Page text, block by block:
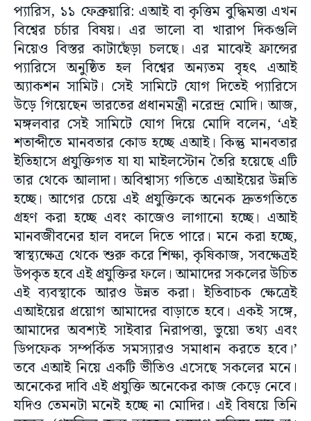
প্যারিস, ১১ ফেব্রুয়ারি: এআই বা কৃত্তিম বুদ্ধিমত্তা এখন
বিশ্বের চর্চার বিষয়। এর ভালো বা খারাপ দিকগুলি
নিয়েও বিস্তর কাটাছেঁড়া চলছে। এর মাঝেই ফ্রান্সের
প্যারিসে অনুষ্ঠিত হল বিশ্বের অন্যতম বৃহৎ এআই
অ্যাকশন সামিট। সেই সামিটে যোগ দিতেই প্যারিসে
উড়ে গিয়েছেন ভারতের প্রধানমন্ত্রী নরেন্দ্র মোদি। আজ,
মঙ্গলবার সেই সামিটে যোগ দিয়ে মোদি বলেন, ‘এই
শতাব্দীতে মানবতার কোড হচ্ছে এআই। কিন্তু মানবতার
ইতিহাসে প্রযুক্তিগত যা যা মাইলস্টোন তৈরি হয়েছে এটি
তার থেকে আলাদা। অবিশ্বাস্য গতিতে এআইয়ের উন্নতি
হচ্ছে। আগের চেয়ে এই প্রযুক্তিকে অনেক দ্রুতগতিতে
গ্রহণ করা হচ্ছে এবং কাজেও লাগানো হচ্ছে। এআই
মানবজীবনের হাল বদলে দিতে পারে। মনে করা হচ্ছে,
স্বাস্থ্যক্ষেত্র থেকে শুরু করে শিক্ষা, কৃষিকাজ, সবক্ষেত্রই
উপকৃত হবে এই প্রযুক্তির ফলে। আমাদের সকলের উচিত
এই ব্যবস্থাকে আরও উন্নত করা। ইতিবাচক ক্ষেত্রেই
এআইয়ের প্রয়োগ আমাদের বাড়াতে হবে। একই সঙ্গে,
আমাদের অবশ্যই সাইবার নিরাপত্তা, ভুয়ো তথ্য এবং
ডিপফেক সম্পর্কিত সমস্যারও সমাধান করতে হবে।’
তবে এআই নিয়ে একটি ভীতিও এসেছে সকলের মনে।
অনেকের দাবি এই প্রযুক্তি অনেকের কাজ কেড়ে নেবে।
যদিও তেমনটা মনেই হচ্ছে না মোদির। এই বিষয়ে তিনি